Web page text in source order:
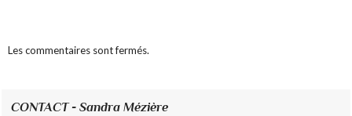
Les commentaires sont fermés.
CONTACT - Sandra Mézière